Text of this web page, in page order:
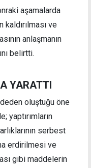
aşamalarda
kaldırılması ve
anlaşmanın
belirtti.
YARATTI
oluştuğu öne
yaptırımların
serbest
erdirilmesi ve
gibi maddelerin